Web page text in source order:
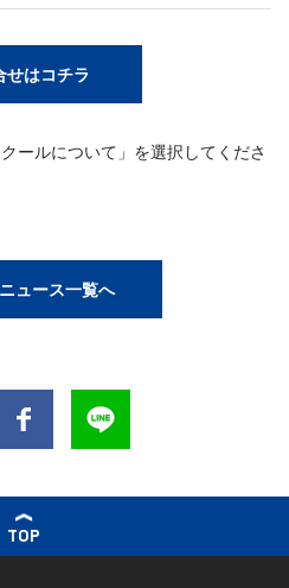
せはコチラ
ールについて」を選択してくださ
ュース一覧へ
TOP